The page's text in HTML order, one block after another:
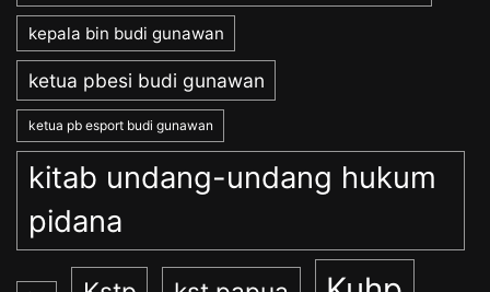
kepala bin budi gunawan
ketua pbesi budi gunawan
ketua pb esport budi gunawan
kitab undang-undang hukum
pidana